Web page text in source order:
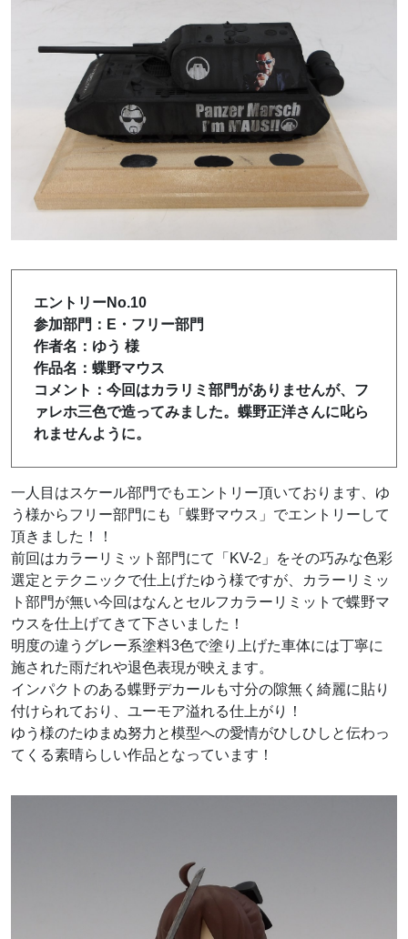
エントリーNo.10
参加部門：E・フリー部門
作者名：ゆう 様
作品名：蝶野マウス
コメント：今回はカラリミ部門がありませんが、フ
ァレホ三色で造ってみました。蝶野正洋さんに叱ら
れませんように。
一人目はスケール部門でもエントリー頂いております、ゆ
う様からフリー部門にも「蝶野マウス」でエントリーして
頂きました！！
前回はカラーリミット部門にて「KV-2」をその巧みな色彩
選定とテクニックで仕上げたゆう様ですが、カラーリミッ
ト部門が無い今回はなんとセルフカラーリミットで蝶野マ
ウスを仕上げてきて下さいました！
明度の違うグレー系塗料3色で塗り上げた車体には丁寧に
施された雨だれや退色表現が映えます。
インパクトのある蝶野デカールも寸分の隙無く綺麗に貼り
付けられており、ユーモア溢れる仕上がり！
ゆう様のたゆまぬ努力と模型への愛情がひしひしと伝わっ
てくる素晴らしい作品となっています！